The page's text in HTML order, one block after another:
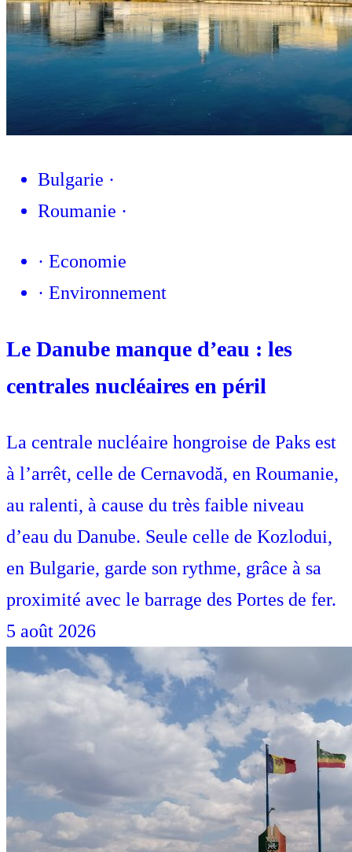
Bulgarie ·
Roumanie ·
· Economie
· Environnement
Le Danube manque d’eau : les
centrales nucléaires en péril
La centrale nucléaire hongroise de Paks est
à l’arrêt, celle de Cernavodă, en Roumanie,
au ralenti, à cause du très faible niveau
d’eau du Danube. Seule celle de Kozlodui,
en Bulgarie, garde son rythme, grâce à sa
proximité avec le barrage des Portes de fer.
5 août 2026